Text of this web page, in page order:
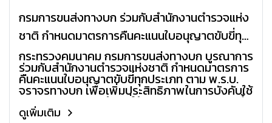
กรมการขนส่งทางบก ร่วมกับสำนักงานตำรวจแห่ง
ชาติ กำหนดมาตรการคืนคะแนนใบอนุญาตขับขี่ทุก
ประเภท
กระทรวงคมนาคม กรมการขนส่งทางบก บูรณาการ
ร่วมกับสำนักงานตำรวจแห่งชาติ กำหนดมาตรการ
คืนคะแนนใบอนุญาตขับขี่ทุกประเภท ตาม พ.ร.บ.
จราจรทางบก เพื่อเพิ่มประสิทธิภาพในการบังคับใช้
กฎหมาย คัดกรองผู้ขับขี่ให้มีความปลอดภัยมากขึ้น
ลดการกระทำผิดซ้ำ
ดูเพิ่มเติม